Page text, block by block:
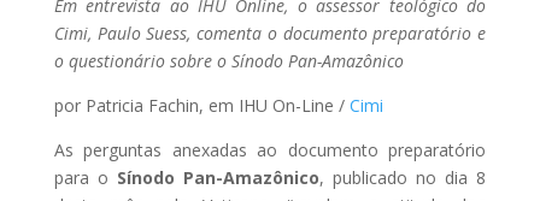
Em entrevista ao IHU Online, o assessor teológico do
Cimi, Paulo Suess, comenta o documento preparatório e
o questionário sobre o Sínodo Pan-Amazônico
por Patricia Fachin, em IHU On-Line / Cimi
As perguntas anexadas ao documento preparatório
para o Sínodo Pan-Amazônico, publicado no dia 8